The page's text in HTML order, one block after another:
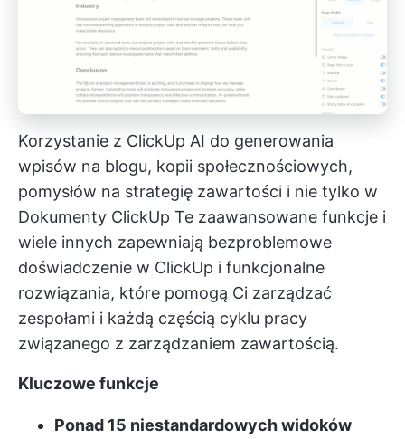
Korzystanie z ClickUp AI do generowania
wpisów na blogu, kopii społecznościowych,
pomysłów na strategię zawartości i nie tylko w
Dokumenty ClickUp Te zaawansowane funkcje i
wiele innych zapewniają bezproblemowe
doświadczenie w ClickUp i funkcjonalne
rozwiązania, które pomogą Ci zarządzać
zespołami i każdą częścią cyklu pracy
związanego z zarządzaniem zawartością.
Kluczowe funkcje
Ponad 15 niestandardowych widoków